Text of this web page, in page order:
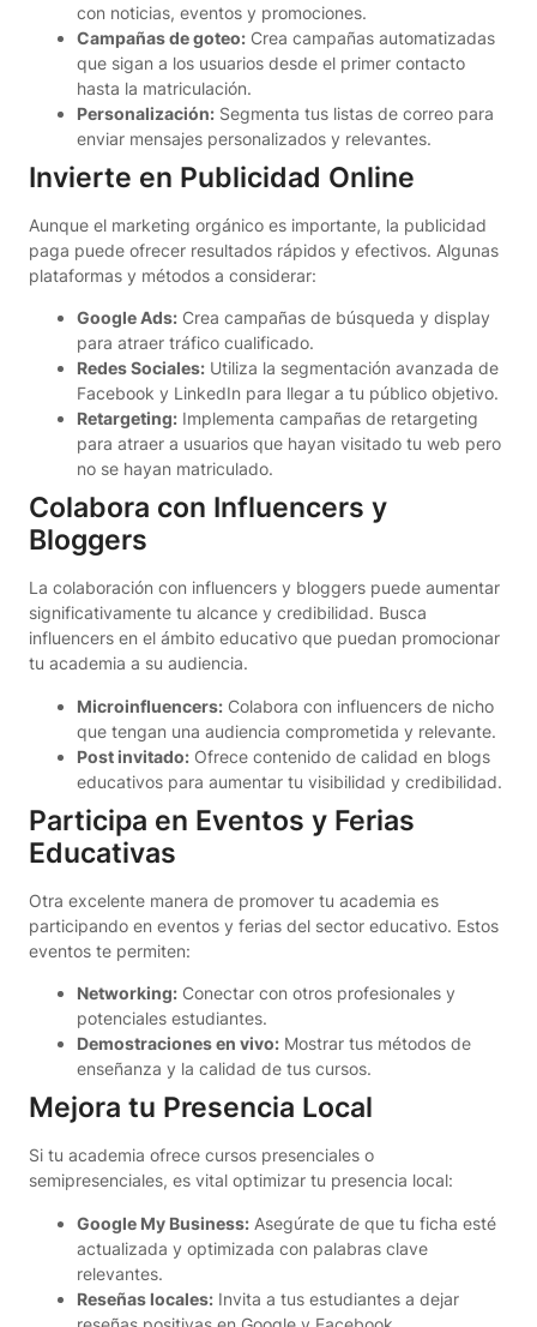
con noticias, eventos y promociones.
Campañas de goteo: Crea campañas automatizadas
que sigan a los usuarios desde el primer contacto
hasta la matriculación.
Personalización: Segmenta tus listas de correo para
enviar mensajes personalizados y relevantes.
Invierte en Publicidad Online
Aunque el marketing orgánico es importante, la publicidad
paga puede ofrecer resultados rápidos y efectivos. Algunas
plataformas y métodos a considerar:
Google Ads: Crea campañas de búsqueda y display
para atraer tráfico cualificado.
Redes Sociales: Utiliza la segmentación avanzada de
Facebook y LinkedIn para llegar a tu público objetivo.
Retargeting: Implementa campañas de retargeting
para atraer a usuarios que hayan visitado tu web pero
no se hayan matriculado.
Colabora con Influencers y
Bloggers
La colaboración con influencers y bloggers puede aumentar
significativamente tu alcance y credibilidad. Busca
influencers en el ámbito educativo que puedan promocionar
tu academia a su audiencia.
Microinfluencers: Colabora con influencers de nicho
que tengan una audiencia comprometida y relevante.
Post invitado: Ofrece contenido de calidad en blogs
educativos para aumentar tu visibilidad y credibilidad.
Participa en Eventos y Ferias
Educativas
Otra excelente manera de promover tu academia es
participando en eventos y ferias del sector educativo. Estos
eventos te permiten:
Networking: Conectar con otros profesionales y
potenciales estudiantes.
Demostraciones en vivo: Mostrar tus métodos de
enseñanza y la calidad de tus cursos.
Mejora tu Presencia Local
Si tu academia ofrece cursos presenciales o
semipresenciales, es vital optimizar tu presencia local:
Google My Business: Asegúrate de que tu ficha esté
actualizada y optimizada con palabras clave
relevantes.
Reseñas locales: Invita a tus estudiantes a dejar